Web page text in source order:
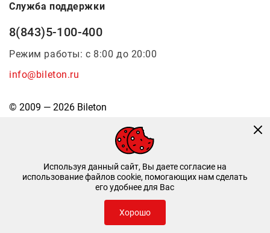
Служба поддержки
8(843)5-100-400
Режим работы: с 8:00 до 20:00
info@bileton.ru
© 2009 — 2026 Bileton
Инфоматика
—Дизайн и разработка
Используя данный сайт, Вы даете согласие на
использование файлов cookie, помогающих нам сделать
его удобнее для Вас
Хорошо